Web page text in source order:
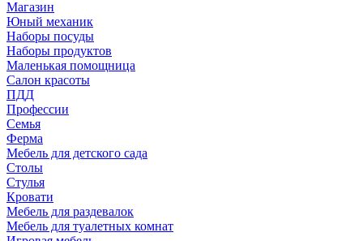
Магазин
Юный механик
Наборы посуды
Наборы продуктов
Маленькая помощница
Салон красоты
ПДД
Профессии
Семья
Ферма
Мебель для детского сада
Столы
Cтулья
Кровати
Мебель для раздевалок
Мебель для туалетных комнат